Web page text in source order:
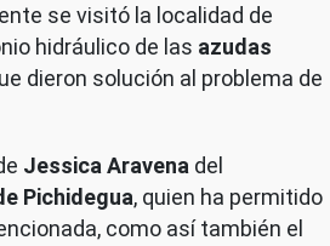
se visitó la localidad de
hidráulico de las azudas
dieron solución al problema de
Jessica Aravena del
Pichidegua, quien ha permitido
como así también el